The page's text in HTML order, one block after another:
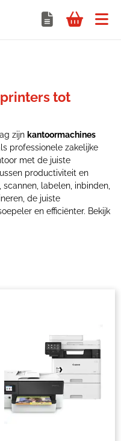
tot
zijn kantoormachines
professionele zakelijke
met de juiste
productiviteit en
labelen, inbinden,
de juiste
en efficiënter. Bekijk